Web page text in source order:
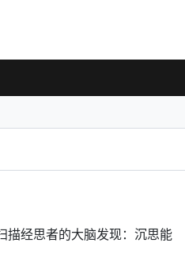
描经思者的大脑发现：沉思能